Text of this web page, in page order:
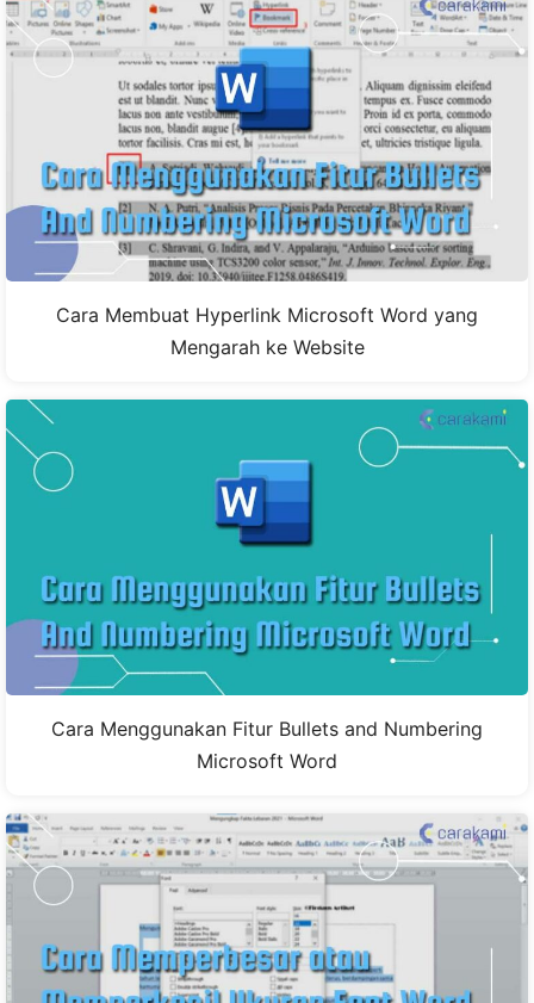
Cara Membuat Hyperlink Microsoft Word yang
Mengarah ke Website
Cara Menggunakan Fitur Bullets and Numbering
Microsoft Word